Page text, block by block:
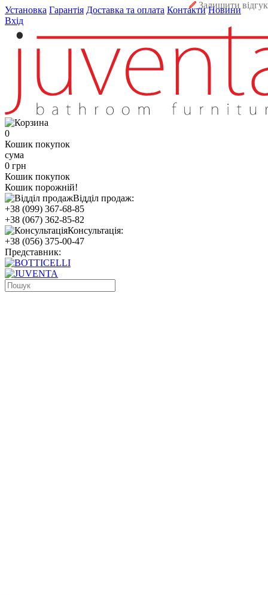
Установка Гарантія Доставка та оплата Контакти Новини
Вхід
0
Кошик покупок
сума
0 грн
Кошик покупок
Кошик порожній!
Відділ продаж:
+38 (099) 367-68-85
+38 (067) 362-85-82
Консультація:
+38 (056) 375-00-47
Представник:
Залишити відгук